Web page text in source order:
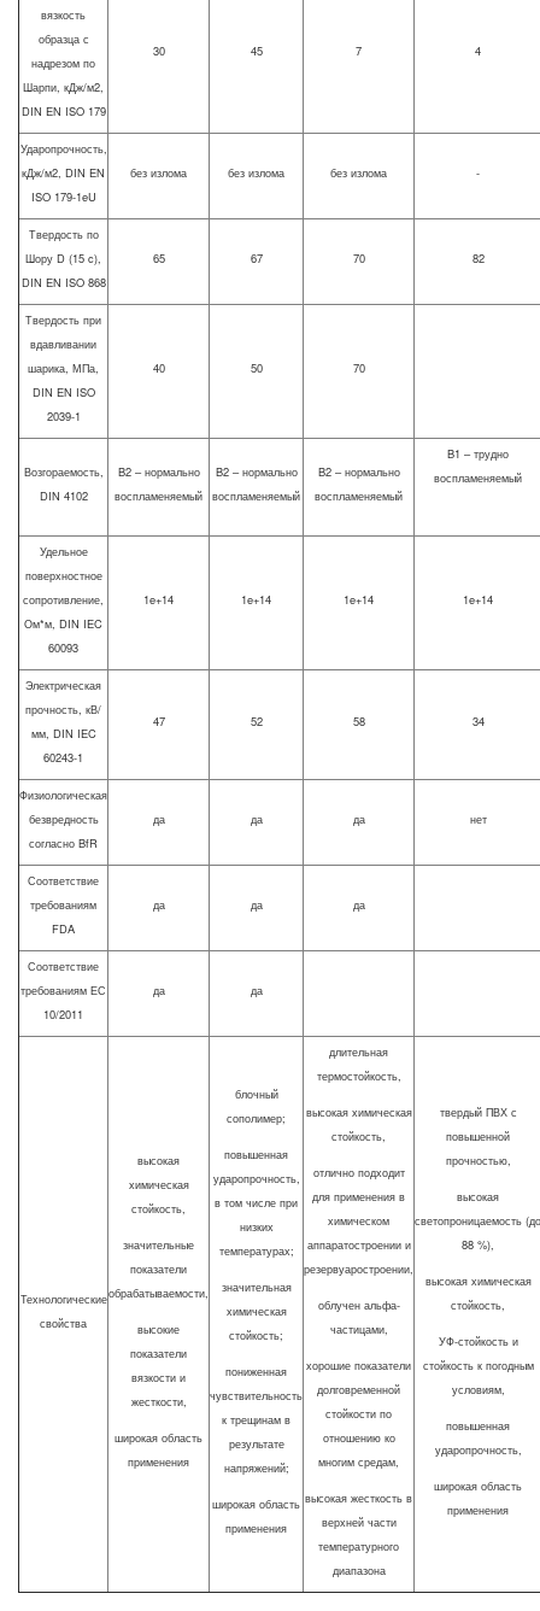
вязкость
образца с
надрезом по
Шарпи, кДж/м2,
DIN EN ISO 179
30 45 7 4
Ударопрочность,
кДж/м2, DIN EN
ISO 179-1eU
без излома без излома без излома -
Твердость по
Шору D (15 c),
DIN EN ISO 868
65 67 70 82
Твердость при
вдавливании
шарика, МПа,
DIN EN ISO
2039-1
40 50 70
Возгораемость,
DIN 4102
B2 – нормально
воспламеняемый
B2 – нормально
воспламеняемый
B2 – нормально
воспламеняемый
B1 – трудно
воспламеняемый
Удельное
поверхностное
сопротивление,
Ом*м, DIN IEC
60093
1e+14 1e+14 1e+14 1e+14
Электрическая
прочность, кВ/
мм, DIN IEC
60243-1
47 52 58 34
Физиологическая
безвредность
согласно BfR
да да да нет
Соответствие
требованиям
FDA
да да да
Соответствие
требованиям ЕС
10/2011
да да
Технологические
свойства
высокая
химическая
стойкость,
значительные
показатели
обрабатываемости,
высокие
показатели
вязкости и
жесткости,
широкая область
применения
блочный
сополимер;
повышенная
ударопрочность,
в том числе при
низких
температурах;
значительная
химическая
стойкость;
пониженная
чувствительность
к трещинам в
результате
напряжений;
широкая область
применения
длительная
термостойкость,
высокая химическая
стойкость,
отлично подходит
для применения в
химическом
аппаратостроении и
резервуаростроении,
облучен альфа-
частицами,
хорошие показатели
долговременной
стойкости по
отношению ко
многим средам,
высокая жесткость в
верхней части
температурного
диапазона
твердый ПВХ с
повышенной
прочностью,
высокая
светопроницаемость (до
88 %),
высокая химическая
стойкость,
УФ-стойкость и
стойкость к погодным
условиям,
повышенная
ударопрочность,
широкая область
применения